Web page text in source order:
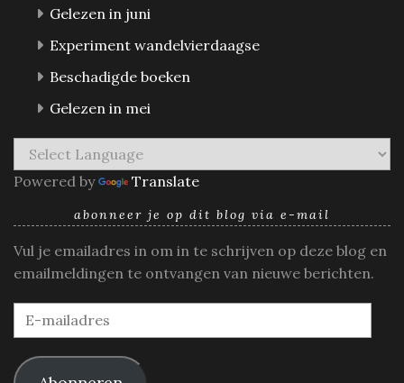
Gelezen in juni
Experiment wandelvierdaagse
Beschadigde boeken
Gelezen in mei
Powered by Translate
abonneer je op dit blog via e-mail
Vul je emailadres in om in te schrijven op deze blog en
emailmeldingen te ontvangen van nieuwe berichten.
E-
mailadres